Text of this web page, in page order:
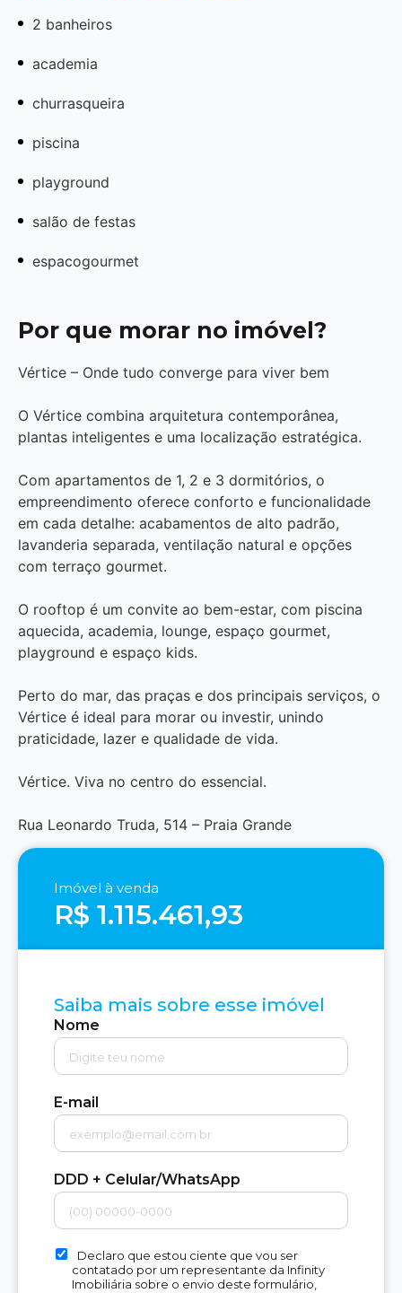
2 banheiros
academia
churrasqueira
piscina
playground
salão de festas
espacogourmet
Por que morar no imóvel?
Vértice – Onde tudo converge para viver bem
O Vértice combina arquitetura contemporânea,
plantas inteligentes e uma localização estratégica.
Com apartamentos de 1, 2 e 3 dormitórios, o
empreendimento oferece conforto e funcionalidade
em cada detalhe: acabamentos de alto padrão,
lavanderia separada, ventilação natural e opções
com terraço gourmet.
O rooftop é um convite ao bem-estar, com piscina
aquecida, academia, lounge, espaço gourmet,
playground e espaço kids.
Perto do mar, das praças e dos principais serviços, o
Vértice é ideal para morar ou investir, unindo
praticidade, lazer e qualidade de vida.
Vértice. Viva no centro do essencial.
Rua Leonardo Truda, 514 – Praia Grande
Imóvel à venda
R$ 1.115.461,93
Saiba mais sobre esse imóvel
Nome
E-mail
DDD + Celular/WhatsApp
Declaro que estou ciente que vou ser
contatado por um representante da Infinity
Imobiliária sobre o envio deste formulário,